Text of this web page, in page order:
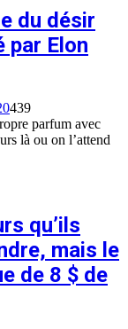
du désir
par Elon
0439
parfum avec
là ou on l’attend
qu’ils
mais le
de 8 $ de